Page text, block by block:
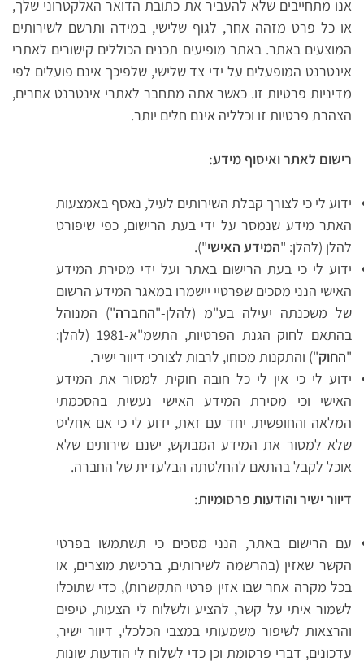
אנו מתחייבים שלא להעביר את כתובת הדואר האלקטרוני שלך,
או כל פרט מזהה אחר, לגוף שלישי, במידה ותרשם לשירותים
המוצעים באתר. באתר מופיעים תכנים הכוללים קישורים לאתרי
אינטרנט המופעלים על ידי צד שלישי, שלפיכך אינם פועלים לפי
מדיניות פרטיות זו. כאשר אתה מתחבר לאתרי אינטרנט אחרים,
הצהרת פרטיות זו וכלליה אינם חלים יותר.
רישום לאתר ואיסוף מידע:
ידוע לי כי לצורך קבלת השירותים לעיל, נאסף באמצעות
האתר מידע שנמסר על ידי בעת הרישום, כפי שיפורט
להלן (להלן: "המידע האישי").
ידוע לי כי בעת הרישום באתר ועל ידי מסירת המידע
האישי הנני מסכים שפרטיי יישמרו במאגר המידע הרשום
של משכנתה יעילה בע"מ (להלן-"החברה") המנוהל
בהתאם לחוק הגנת הפרטיות, התשמ"א-1981 (להלן:
"החוק") והתקנות מכוחו, לרבות לצורכי דיוור ישיר.
ידוע לי כי אין לי כל חובה חוקית למסור את המידע
האישי וכי מסירת המידע האישי נעשית בהסכמתי
המלאה והחופשית. יחד עם זאת, ידוע לי כי אם אחליט
שלא למסור את המידע המבוקש, ישנם שירותים שלא
אוכל לקבל בהתאם להחלטתה הבלעדית של החברה.
דיוור ישיר והודעות פרסומיות:
עם הרישום באתר, הנני מסכים כי תשתמשו בפרטי
הקשר שאזין (בהרשמה לשירותים, ברכישת מוצרים, או
בכל מקרה אחר שבו אזין פרטי התקשרות), כדי שתוכלו
לשמור איתי על קשר, להציע ולשלוח לי הצעות, טיפים
והרצאות לשיפור משמעותי במצבי הכלכלי, דיוור ישיר,
עדכונים, דברי פרסומת וכן כדי לשלוח לי הודעות שונות